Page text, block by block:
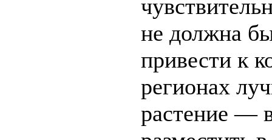
не должна
привести к
регионах
растение —